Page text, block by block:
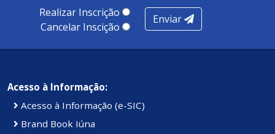
Realizar Inscrição
Cancelar Inscição
Enviar
Acesso à Informação:
Acesso à Informação (e-SIC)
Brand Book Iúna